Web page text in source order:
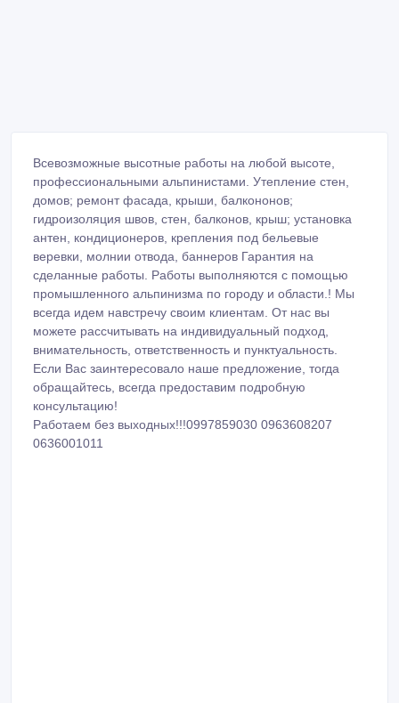
Всевозможные высотные работы на любой высоте,
профессиональными альпинистами. Утепление стен,
домов; ремонт фасада, крыши, балкононов;
гидроизоляция швов, стен, балконов, крыш; установка
антен, кондиционеров, крепления под бельевые
веревки, молнии отвода, баннеров Гарантия на
сделанные работы. Работы выполняются с помощью
промышленного альпинизма по городу и области.! Мы
всегда идем навстречу своим клиентам. От нас вы
можете рассчитывать на индивидуальный подход,
внимательность, ответственность и пунктуальность.
Если Вас заинтересовало наше предложение, тогда
обращайтесь, всегда предоставим подробную
консультацию!
Работаем без выходных!!!0997859030 0963608207
0636001011